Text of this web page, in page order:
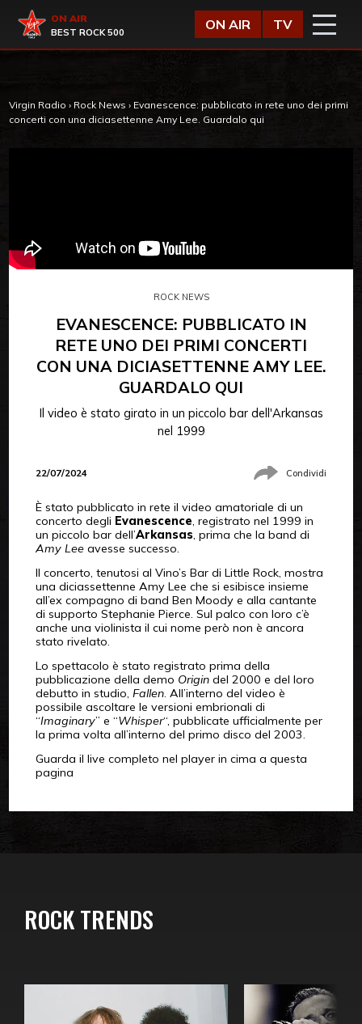
Virgin Radio
ON AIR
BEST ROCK 500
ON AIR TV
Virgin Radio › Rock News › Evanescence: pubblicato in rete uno dei primi
concerti con una diciasettenne Amy Lee. Guardalo qui
ROCK NEWS
EVANESCENCE: PUBBLICATO IN
RETE UNO DEI PRIMI CONCERTI
CON UNA DICIASETTENNE AMY LEE.
GUARDALO QUI
Il video è stato girato in un piccolo bar dell'Arkansas
nel 1999
22/07/2024 Condividi
È stato pubblicato in rete il video amatoriale di un
concerto degli Evanescence, registrato nel 1999 in
un piccolo bar dell’Arkansas, prima che la band di
Amy Leeavesse successo.
Il concerto, tenutosi al Vino’s Bar di Little Rock, mostra
una diciassettenne Amy Lee che si esibisce insieme
all’ex compagno di band Ben Moody e alla cantante
di supporto Stephanie Pierce. Sul palco con loro c’è
anche una violinista il cui nome però non è ancora
stato rivelato.
Lo spettacolo è stato registrato prima della
pubblicazione della demo Origindel 2000 e del loro
debutto in studio, Fallen. All’interno del video è
possibile ascoltare le versioni embrionali di
“Imaginary” e “Whisper“, pubblicate ufficialmente per
la prima volta all’interno del primo disco del 2003.
Guarda il live completo nel player in cima a questa
pagina
ROCK TRENDS